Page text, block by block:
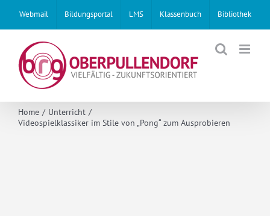
content
Webmail Bildungsportal LMS Klassenbuch Bibliothek
Home
Unterricht
Videospielklassiker im Stile von „Pong“ zum Ausprobieren